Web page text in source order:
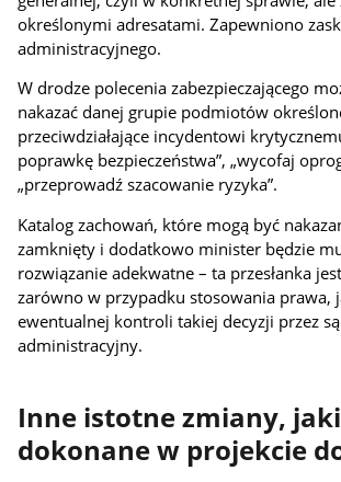
określonymi adresatami. Zapewniono
administracyjnego.
W drodze polecenia zabezpieczającego
nakazać danej grupie podmiotów
przeciwdziałające incydentowi
poprawkę bezpieczeństwa”, „wycofaj
„przeprowadź szacowanie ryzyka”.
Katalog zachowań, które mogą być
zamknięty i dodatkowo minister będzie
rozwiązanie adekwatne – ta przesłanka
zarówno w przypadku stosowania prawa,
ewentualnej kontroli takiej decyzji przez
administracyjny.
Inne istotne zmiany,
dokonane w projekcie